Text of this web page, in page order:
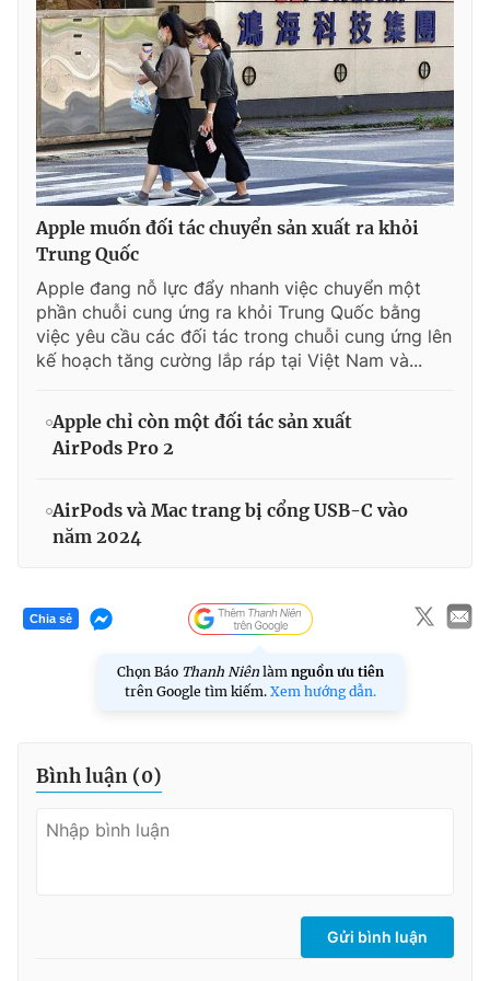
Apple muốn đối tác chuyển sản xuất ra khỏi
Trung Quốc
Apple đang nỗ lực đẩy nhanh việc chuyển một
phần chuỗi cung ứng ra khỏi Trung Quốc bằng
việc yêu cầu các đối tác trong chuỗi cung ứng lên
kế hoạch tăng cường lắp ráp tại Việt Nam và...
Apple chỉ còn một đối tác sản xuất
AirPods Pro 2
AirPods và Mac trang bị cổng USB-C vào
năm 2024
Chia sẻ
Chọn Báo Thanh Niên làm nguồn ưu tiên
trên Google tìm kiếm. Xem hướng dẫn.
Bình luận (0)
Gửi bình luận